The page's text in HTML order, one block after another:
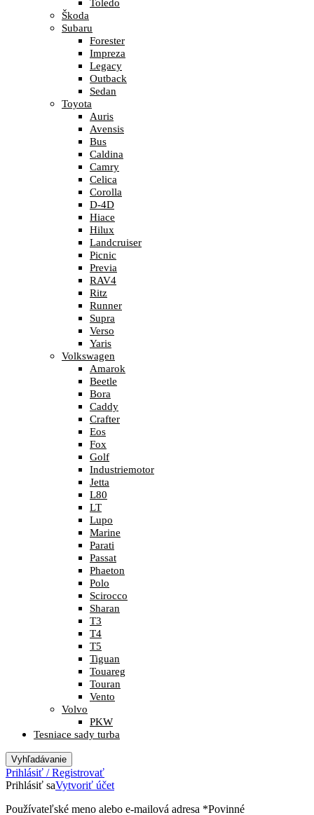
Toledo
Škoda
Subaru
Forester
Impreza
Legacy
Outback
Sedan
Toyota
Auris
Avensis
Bus
Caldina
Camry
Celica
Corolla
D-4D
Hiace
Hilux
Landcruiser
Picnic
Previa
RAV4
Ritz
Runner
Supra
Verso
Yaris
Volkswagen
Amarok
Beetle
Bora
Caddy
Crafter
Eos
Fox
Golf
Industriemotor
Jetta
L80
LT
Lupo
Marine
Parati
Passat
Phaeton
Polo
Scirocco
Sharan
T3
T4
T5
Tiguan
Touareg
Touran
Vento
Volvo
PKW
Tesniace sady turba
Vyhľadávanie
Prihlásiť / Registrovať
Prihlásiť saVytvoriť účet
Používateľské meno alebo e-mailová adresa *Povinné